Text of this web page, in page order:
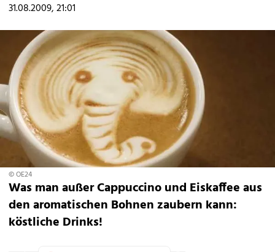
31.08.2009, 21:01
© OE24
Was man außer Cappuccino und Eiskaffee aus
den aromatischen Bohnen zaubern kann:
köstliche Drinks!